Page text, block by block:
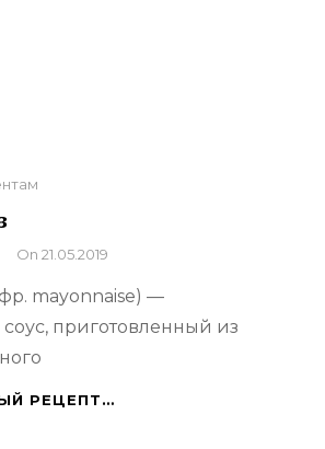
On 21.05.2019
mayonnaise) —
приготовленный из
РЕЦЕПТ…